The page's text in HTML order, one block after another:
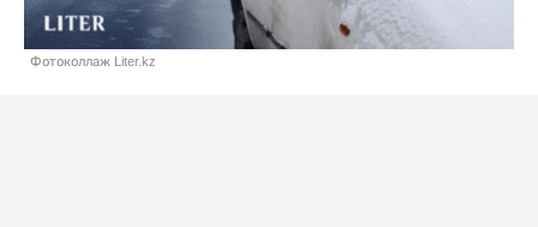
Фотоколлаж Liter.kz